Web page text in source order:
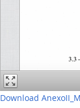
Download